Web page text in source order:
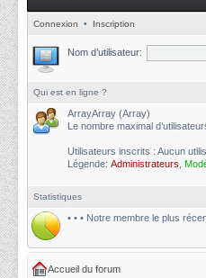
Connexion • Inscription
Nom d’utilisateur:
Qui est en ligne ?
ArrayArray (Array)
Le nombre maximal
Utilisateurs inscrits : Aucun
Légende: Administrateurs
Statistiques
• • • Notre membre le plus
Accueil du forum